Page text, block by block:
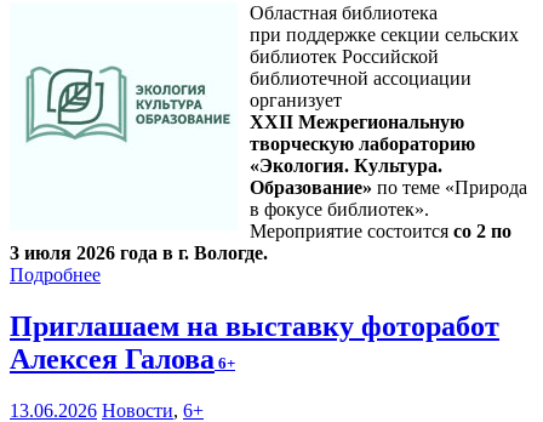
Областная библиотека
при поддержке секции сельских
библиотек Российской
библиотечной ассоциации
организует
XXII Межрегиональную
творческую лабораторию
«Экология. Культура.
Образование» по теме «Природа
в фокусе библиотек».
Мероприятие состоится со 2 по
3 июля 2026 года в г. Вологде.
Подробнее
Приглашаем на выставку фоторабот
Алексея Галова 6+
13.06.2026 Новости, 6+